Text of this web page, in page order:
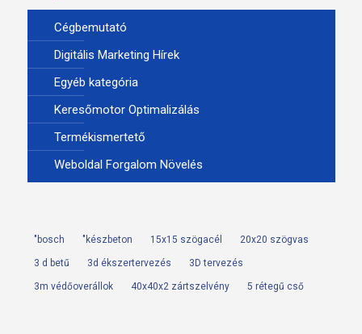
Cégbemutató
Digitális Marketing Hírek
Egyéb kategória
Keresőmotor Optimalizálás
Termékismertető
Weboldal Forgalom Növelés
"bosch "készbeton 15x15 szögacél 20x20 szögvas
3 d betű 3d ékszertervezés 3D tervezés
3m védőoverállok 40x40x2 zártszelvény 5 rétegű cső